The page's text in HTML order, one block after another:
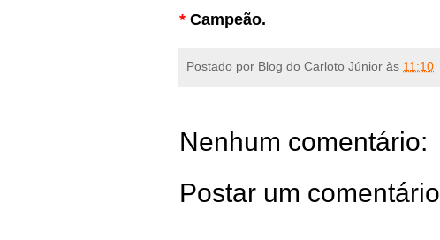
* Campeão.
Postado por Blog do Carloto Júnior às 11:10
Nenhum comentário:
Postar um comentário